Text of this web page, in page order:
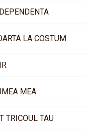
LA COSTUM
MEA
TRICOUL TAU